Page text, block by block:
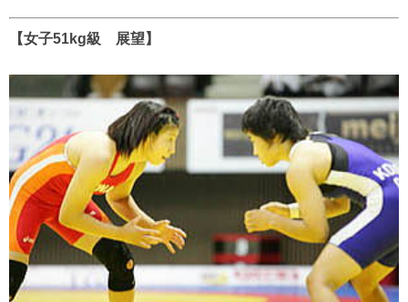
【女子51kg級 展望】